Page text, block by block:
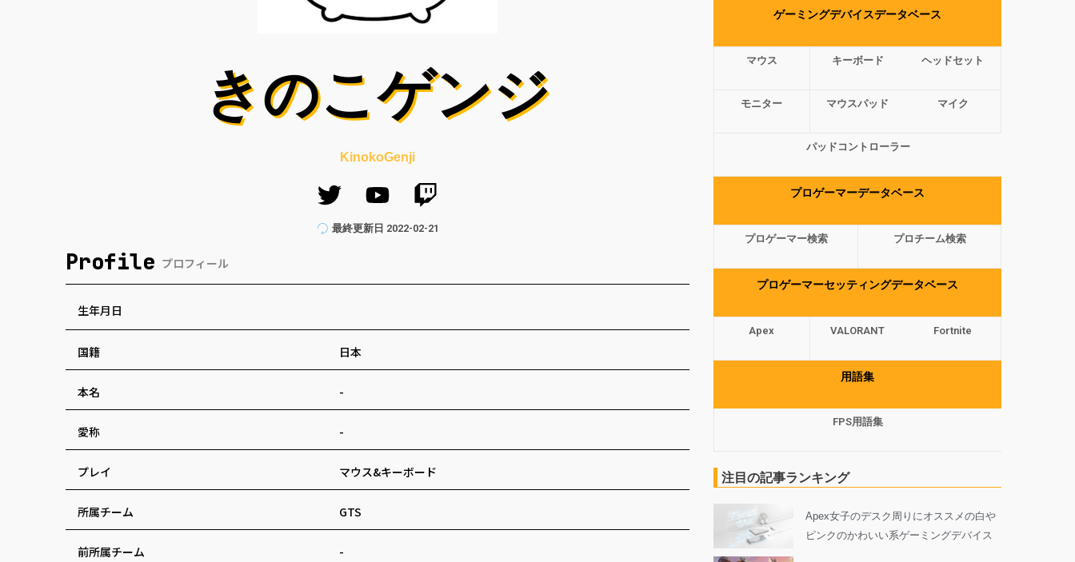
きのこゲンジ
KinokoGenji
最終更新日 2022-02-21
Profile プロフィール
生年月日
国籍 日本
本名 -
愛称 -
プレイ マウス&キーボード
所属チーム GTS
前所属チーム -
ゲーミングデバイスデータベース
マウス キーボード ヘッドセット
モニター マウスパッド マイク
パッドコントローラー
プロゲーマーデータベース
プロゲーマー検索 プロチーム検索
プロゲーマーセッティングデータベース
Apex VALORANT Fortnite
用語集
FPS用語集
注目の記事ランキング
Apex女子のデスク周りにオススメの白や
ピンクのかわいい系ゲーミングデバイス